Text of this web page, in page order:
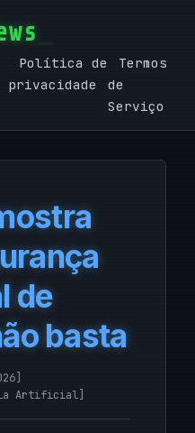
Política de
privacidade
Termos
de
Serviço
de
basta
Artificial]